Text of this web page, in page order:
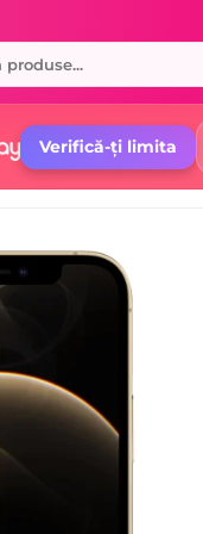
Verifică-ți limita